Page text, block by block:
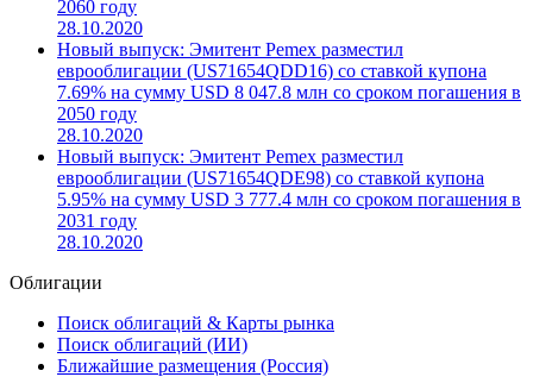
Новый выпуск: Эмитент Pemex разместил
еврооблигации (US71654QDF63) со ставкой купона
6.95% на сумму USD 3 796.8 млн со сроком погашения в
2060 году
28.10.2020
Новый выпуск: Эмитент Pemex разместил
еврооблигации (US71654QDD16) со ставкой купона
7.69% на сумму USD 8 047.8 млн со сроком погашения в
2050 году
28.10.2020
Новый выпуск: Эмитент Pemex разместил
5.95% на сумму USD 3 777.4 млн со сроком погашения в
28.10.2020
Облигации